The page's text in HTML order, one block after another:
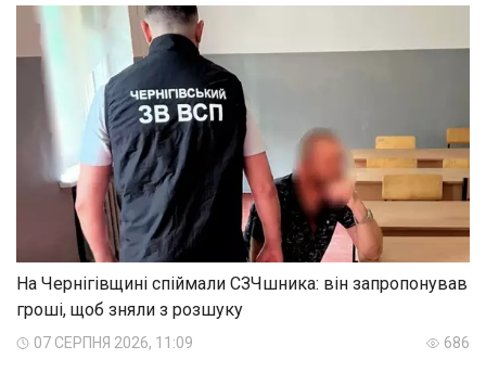
На Чернігівщині спіймали СЗЧшника: він запропонував
гроші, щоб зняли з розшуку
07 СЕРПНЯ 2026, 11:09 686